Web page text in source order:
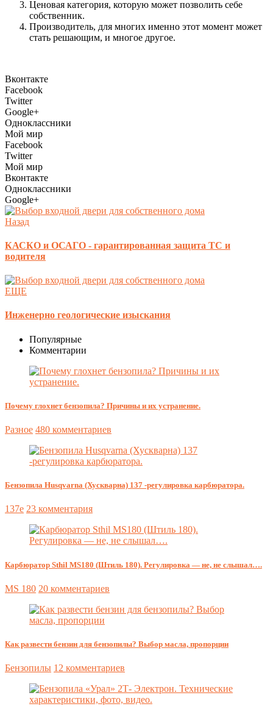
Ценовая категория, которую может позволить себе
собственник.
Производитель, для многих именно этот момент может
стать решающим, и многое другое.
Вконтакте
Facebook
Twitter
Google+
Одноклассники
Мой мир
Facebook
Twitter
Мой мир
Вконтакте
Одноклассники
Google+
Назад
КАСКО и ОСАГО - гарантированная защита ТС и
водителя
ЕЩЕ
Инженерно геологические изыскания
Популярные
Комментарии
Почему глохнет бензопила? Причины и их устранение.
Разное 480 комментариев
Бензопила Husqvarna (Хускварна) 137 -регулировка карбюратора.
137e 23 комментария
Карбюратор Sthil MS180 (Штиль 180). Регулировка — не, не слышал….
MS 180 20 комментариев
Как развести бензин для бензопилы? Выбор масла, пропорции
Бензопилы 12 комментариев